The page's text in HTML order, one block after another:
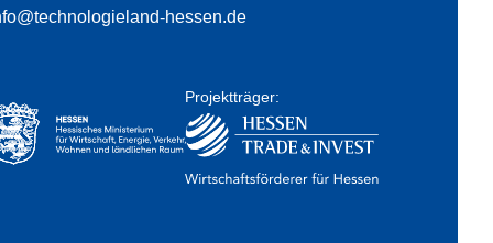
hessen.de
Projektträger: